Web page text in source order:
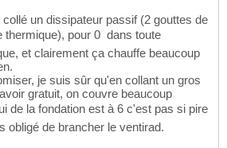
un dissipateur passif (2 gouttes de
pour 0  dans toute
et clairement ça chauffe beaucoup
je suis sûr qu'en collant un gros
gratuit, on couvre beaucoup
de la fondation est à 6 c'est pas si pire
obligé de brancher le ventirad.